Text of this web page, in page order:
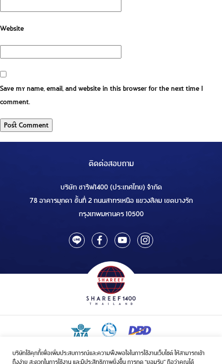
บริษัทใช้คุกกี้เพื่อเพิ่มประสบการณ์และความพึงพอใจในการใช้งานเว็บไซต์ ให้สามารถเข้า
ถึงง่าย สะดวกในการใช้งาน และมีประสิทธิภาพยิ่งขึ้น การกด “ยอมรับ” ถือว่าคุณได้
Website
Save my name, email, and website in this browser for the next time I
comment.
ติดต่อสอบถาม
บริษัท ชารีฟ1400 (ประเทศไทย) จำกัด
78 อาคารมุกดา ชั้นที่ 2 ถนนสาทรเหนือ แขวงสีลม เขตบางรัก
กรุงเทพมหานคร 10500
ใบอนุญาตเป็นผู้ประกอบกิจการรับจัดบริการขนส่งในกิจการฮัจย์เลขที่ 1/2568